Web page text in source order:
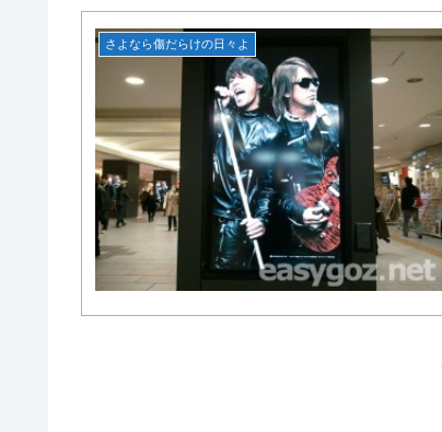
さよなら傷だらけの日々よ